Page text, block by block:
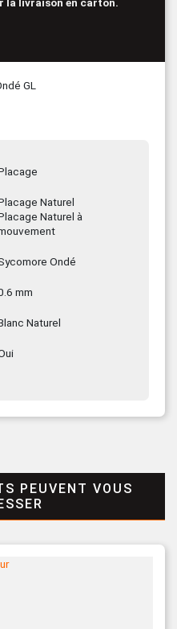
GL
Naturel
Naturel à
Ondé
mm
Naturel
PEUVENT VOUS